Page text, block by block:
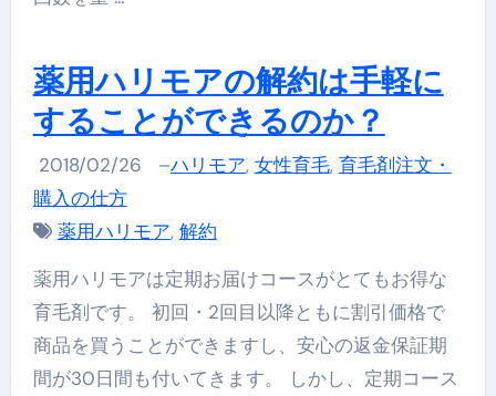
薬用ハリモアの解約は手軽に
することができるのか？
2018/02/26 –ハリモア, 女性育毛, 育毛剤注文・
購入の仕方
薬用ハリモア, 解約
薬用ハリモアは定期お届けコースがとてもお得な
育毛剤です。 初回・2回目以降ともに割引価格で
商品を買うことができますし、安心の返金保証期
間が30日間も付いてきます。 しかし、定期コース